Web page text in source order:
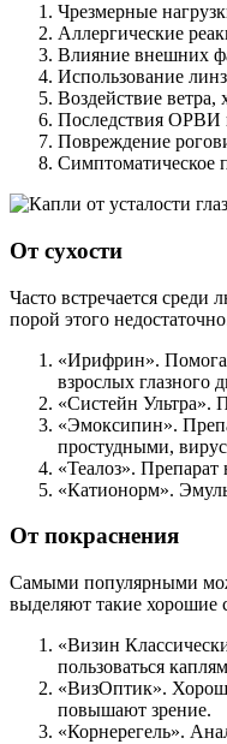
Чрезмерные
Аллергические
Влияние внешних
Использование
Воздействие ветра,
Последствия ОРВИ
Повреждение
Симптоматическое
От сухости
Часто встречается среди
порой этого
«Ирифрин».
взрослых глазного
«Систейн Ультра».
«Эмоксипин».
простудными,
«Теалоз».
«Катионорм».
От покраснения
Самыми популярными
выделяют такие хорошие
«Визин
пользоваться
«ВизОптик».
повышают зрение.
«Корнерегель».